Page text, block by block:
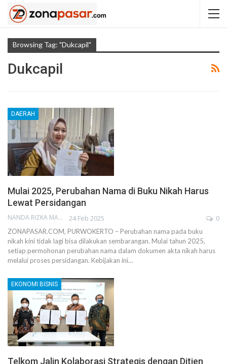
Browsing Tag: "Dukcapil"
Dukcapil
DAERAH
Mulai 2025, Perubahan Nama di Buku Nikah Harus
Lewat Persidangan
NANDA RIZKA MAHENDRA 24 Feb 2025 0
ZONAPASAR.COM, PURWOKERTO – Perubahan nama pada buku
nikah kini tidak lagi bisa dilakukan sembarangan. Mulai tahun 2025,
setiap permohonan perubahan nama dalam dokumen akta nikah harus
melalui proses persidangan. Kebijakan ini…
EKONOMI BISNIS
Telkom Jalin Kolaborasi Strategis dengan Ditjen